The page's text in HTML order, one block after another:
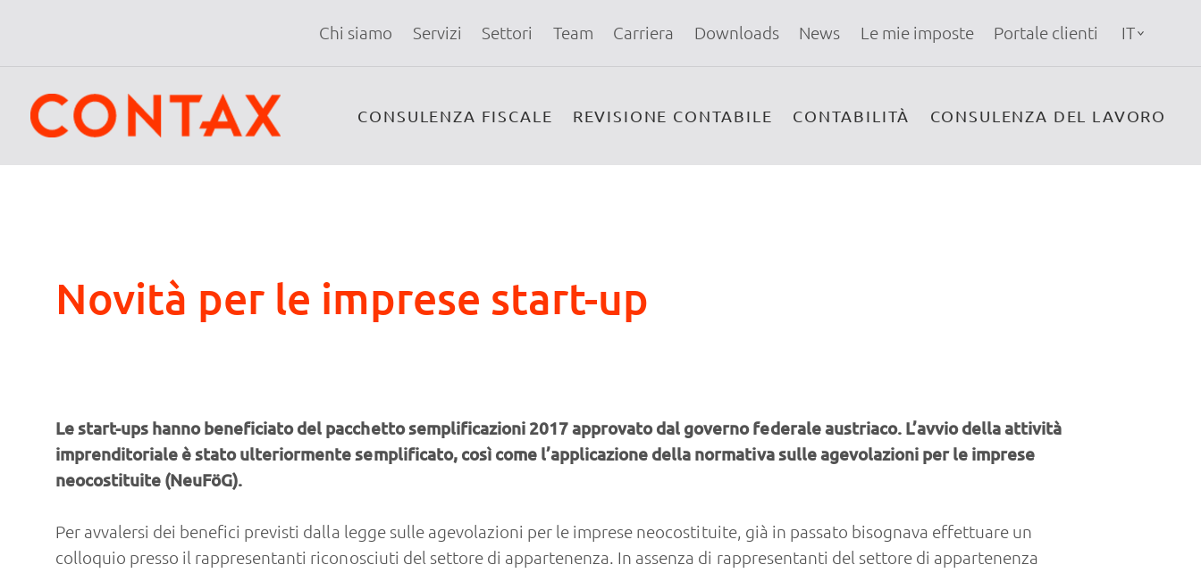
Chi siamo Servizi Settori Team Carriera Downloads News Le mie imposte Portale clienti IT
CONSULENZA FISCALE REVISIONE CONTABILE CONTABILITÀ CONSULENZA DEL LAVORO
Novità per le imprese start-up
Le start-ups hanno beneficiato del pacchetto semplificazioni 2017 approvato dal governo federale austriaco. L’avvio della attività
imprenditoriale è stato ulteriormente semplificato, così come l’applicazione della normativa sulle agevolazioni per le imprese
neocostituite (NeuFöG).
Per avvalersi dei benefici previsti dalla legge sulle agevolazioni per le imprese neocostituite, già in passato bisognava effettuare un
colloquio presso il rappresentanti riconosciuti del settore di appartenenza. In assenza di rappresentanti del settore di appartenenza